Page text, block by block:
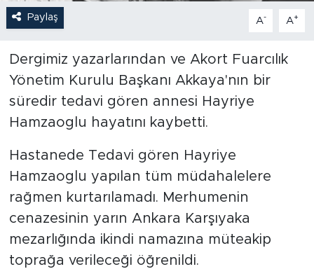
Paylaş A- A+
Dergimiz yazarlarından ve Akort Fuarcılık
Yönetim Kurulu Başkanı Akkaya'nın bir
süredir tedavi gören annesi Hayriye
Hamzaoglu hayatını kaybetti.
Hastanede Tedavi gören Hayriye
Hamzaoglu yapılan tüm müdahalelere
rağmen kurtarılamadı. Merhumenin
cenazesinin yarın Ankara Karşıyaka
mezarlığında ikindi namazına müteakip
toprağa verileceği öğrenildi.